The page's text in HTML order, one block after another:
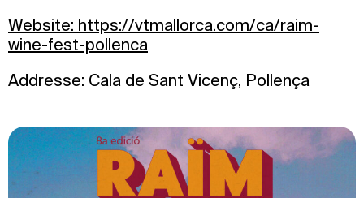
Website: https://vtmallorca.com/ca/raim-
wine-fest-pollenca
Addresse: Cala de Sant Vicenç, Pollença